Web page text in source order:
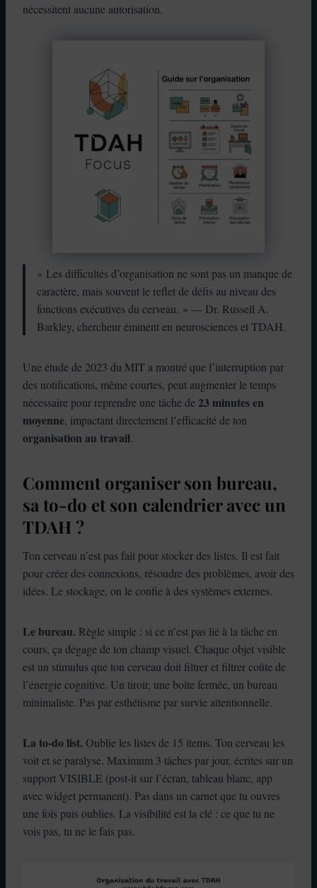
nécessitent aucune autorisation.
« Les difficultés d’organisation ne sont pas un manque de
caractère, mais souvent le reflet de défis au niveau des
fonctions exécutives du cerveau. » — Dr. Russell A.
Barkley, chercheur éminent en neurosciences et TDAH.
Une étude de 2023 du MIT a montré que l’interruption par
des notifications, même courtes, peut augmenter le temps
nécessaire pour reprendre une tâche de 23 minutes en
moyenne, impactant directement l’efficacité de ton
organisation au travail.
Comment organiser son bureau,
sa to-do et son calendrier avec un
TDAH ?
Ton cerveau n’est pas fait pour stocker des listes. Il est fait
pour créer des connexions, résoudre des problèmes, avoir des
idées. Le stockage, on le confie à des systèmes externes.
Le bureau. Règle simple : si ce n’est pas lié à la tâche en
cours, ça dégage de ton champ visuel. Chaque objet visible
est un stimulus que ton cerveau doit filtrer et filtrer coûte de
l’énergie cognitive. Un tiroir, une boîte fermée, un bureau
minimaliste. Pas par esthétisme par survie attentionnelle.
La to-do list. Oublie les listes de 15 items. Ton cerveau les
voit et se paralyse. Maximum 3 tâches par jour, écrites sur un
support VISIBLE (post-it sur l’écran, tableau blanc, app
avec widget permanent). Pas dans un carnet que tu ouvres
une fois puis oublies. La visibilité est la clé : ce que tu ne
vois pas, tu ne le fais pas.